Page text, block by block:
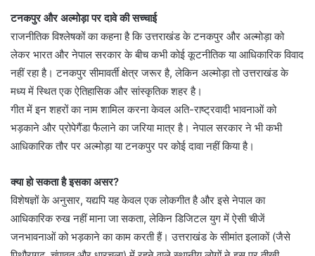
टनकपुर और अल्मोड़ा पर दावे की सच्चाई
राजनीतिक विश्लेषकों का कहना है कि उत्तराखंड के टनकपुर और अल्मोड़ा को
लेकर भारत और नेपाल सरकार के बीच कभी कोई कूटनीतिक या आधिकारिक विवाद
नहीं रहा है। टनकपुर सीमावर्ती क्षेत्र जरूर है, लेकिन अल्मोड़ा तो उत्तराखंड के
मध्य में स्थित एक ऐतिहासिक और सांस्कृतिक शहर है।
गीत में इन शहरों का नाम शामिल करना केवल अति-राष्ट्रवादी भावनाओं को
भड़काने और प्रोपेगैंडा फैलाने का जरिया मात्र है। नेपाल सरकार ने भी कभी
आधिकारिक तौर पर अल्मोड़ा या टनकपुर पर कोई दावा नहीं किया है।
क्या हो सकता है इसका असर?
विशेषज्ञों के अनुसार, यद्यपि यह केवल एक लोकगीत है और इसे नेपाल का
आधिकारिक रुख नहीं माना जा सकता, लेकिन डिजिटल युग में ऐसी चीजें
जनभावनाओं को भड़काने का काम करती हैं। उत्तराखंड के सीमांत इलाकों (जैसे